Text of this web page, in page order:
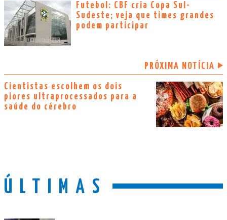
Futebol: CBF cria Copa Sul-
Sudeste; veja que times grandes
podem participar
PRÓXIMA NOTÍCIA
Cientistas escolhem os dois
piores ultraprocessados para a
saúde do cérebro
ÚLTIMAS